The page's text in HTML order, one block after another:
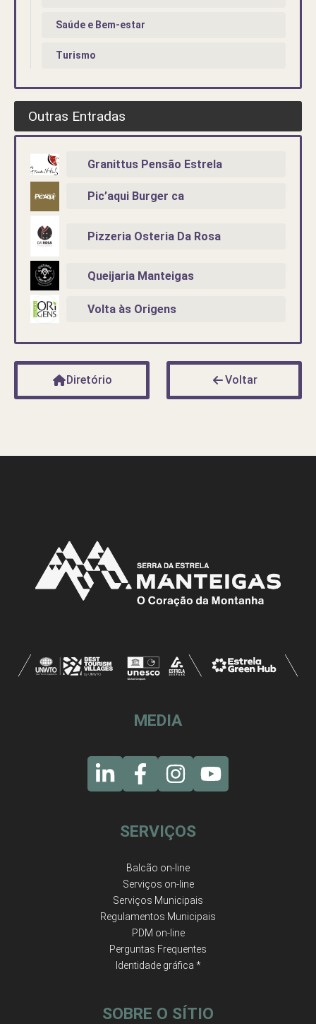
Saúde e Bem-estar
Turismo
Outras Entradas
Granittus Pensão Estrela
Pic’aqui Burger ca
Pizzeria Osteria Da Rosa
Queijaria Manteigas
Volta às Origens
Diretório Voltar
MEDIA
SERVIÇOS
Balcão on-line
Serviços on-line
Serviços Municipais
Regulamentos Municipais
PDM on-line
Perguntas Frequentes
Identidade gráfica *
SOBRE O SÍTIO